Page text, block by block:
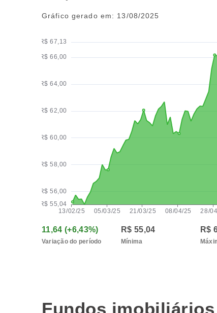
Gráfico gerado em: 13/08/2025
11,64 (+6,43%)
Variação do período
R$ 55,04
Mínima
R$
Fundos